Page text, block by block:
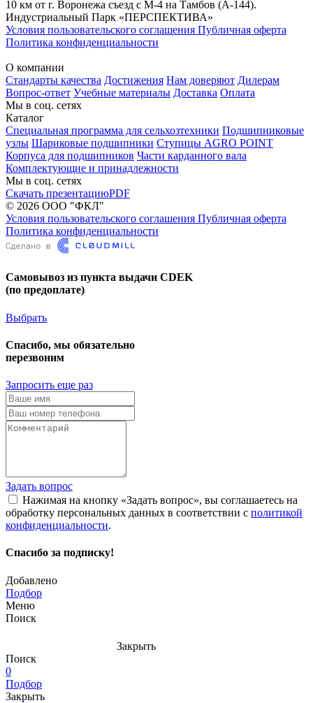
10 км от г. Воронежа съезд с М-4 на Тамбов (А-144).
Индустриальный Парк «ПЕРСПЕКТИВА»
Условия пользовательского соглашения Публичная оферта
Политика конфиденциальности
О компании
Стандарты качества Достижения Нам доверяют Дилерам
Вопрос-ответ Учебные материалы Доставка Оплата
Мы в соц. сетях
Каталог
Специальная программа для сельхозтехники Подшипниковые
узлы Шариковые подшипники Ступицы AGRO POINT
Корпуса для подшипников Части карданного вала
Комплектующие и принадлежности
Мы в соц. сетях
Скачать презентациюPDF
© 2026 ООО "ФКЛ"
Условия пользовательского соглашения Публичная оферта
Политика конфиденциальности
Самовывоз из пункта выдачи CDEK
(по предоплате)
Выбрать
Спасибо, мы обязательно
перезвоним
Запросить еще раз
Задать вопрос
Нажимая на кнопку «Задать вопрос», вы соглашаетесь на
обработку персональных данных в соответствии с политикой
конфиденциальности.
Спасибо за подписку!
Добавлено
Подбор
Меню
Поиск
Закрыть
Поиск
0
Подбор
Закрыть